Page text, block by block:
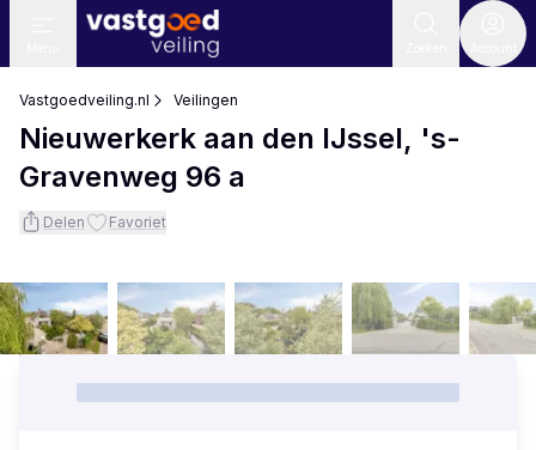
Vastgoedveiling.nl Veilingen
Nieuwerkerk aan den IJssel, 's-
Gravenweg 96 a
Delen Favoriet